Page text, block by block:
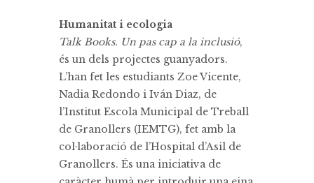
Humanitat i ecologia
Talk Books. Un pas cap a la inclusió,
és un dels projectes guanyadors.
L’han fet les estudiants Zoe Vicente,
Nadia Redondo i Iván Diaz, de
l’Institut Escola Municipal de Treball
de Granollers (IEMTG), fet amb la
col·laboració de l’Hospital d’Asil de
Granollers. És una iniciativa de